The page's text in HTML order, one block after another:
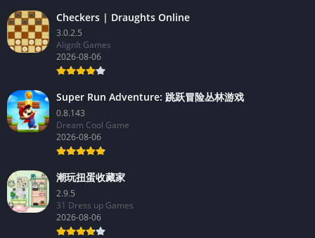
Checkers | Draughts Online
3.0.2.5
AlignIt Games
2026-08-06
Super Run Adventure: 跳跃冒险丛林游戏
0.8.143
Dream Cool Game
2026-08-06
潮玩扭蛋收藏家
2.9.5
31 Dress up Games
2026-08-06